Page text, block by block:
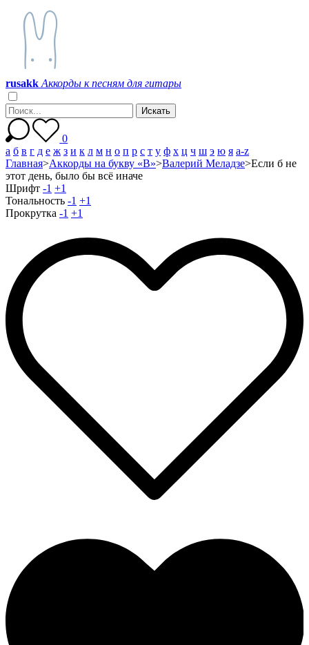
rusakk Аккорды к песням для гитары
0
а б в г д е ж з и к л м н о п р с т у ф х ц ч ш э ю я a-z
Главная>Аккорды на букву «В»>Валерий Меладзе>Если б не
этот день, было бы всё иначе
Шрифт -1 +1
Тональность -1 +1
Прокрутка -1 +1